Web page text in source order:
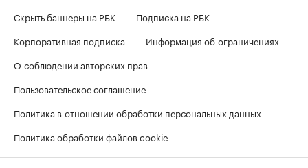
Скрыть баннеры на РБК
Подписка на РБК
Корпоративная подписка
Информация об ограничениях
О соблюдении авторских прав
Пользовательское соглашение
Политика в отношении обработки персональных данных
Политика обработки файлов cookie